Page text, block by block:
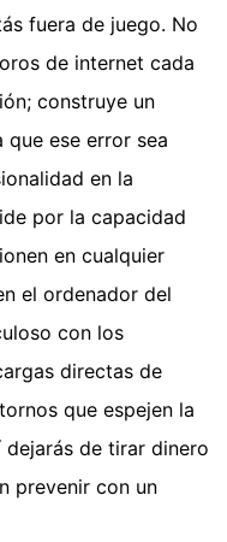
fuera de juego. No
de internet cada
construye un
que ese error sea
en la
por la capacidad
en cualquier
el ordenador del
con los
directas de
que espejen la
de tirar dinero
prevenir con un